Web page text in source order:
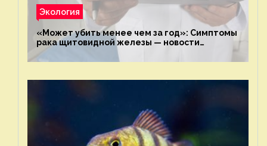
Экология
«Может убить менее чем за год»: Симптомы
рака щитовидной железы — новости
экологии на ECOportal